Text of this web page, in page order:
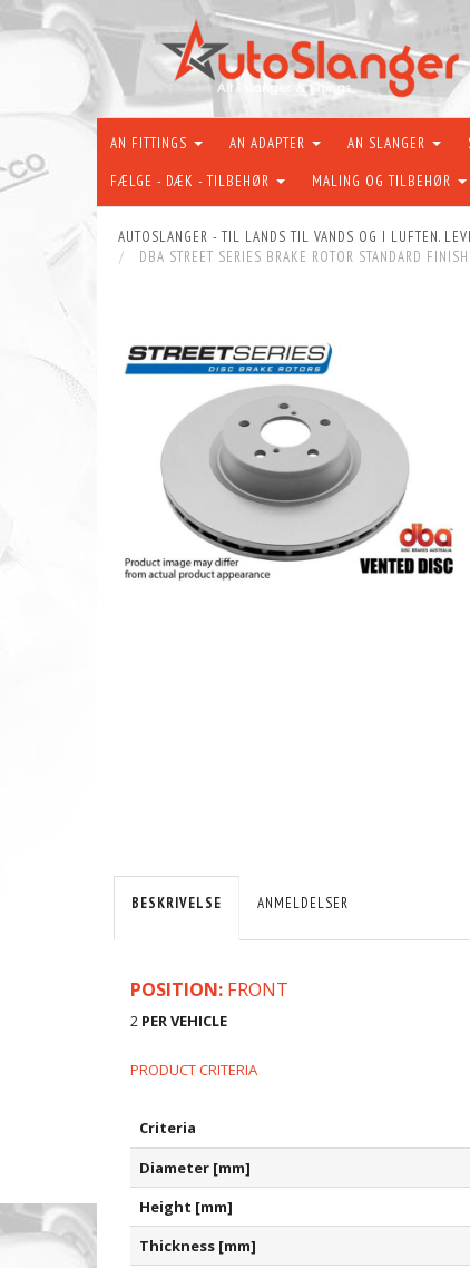
AN FITTINGS AN ADAPTER AN SLANGER
FÆLGE - DÆK - TILBEHØR MALING OG TILBEHØR
AUTOSLANGER - TIL LANDS TIL VANDS OG I LUFTEN.
DBA STREET SERIES BRAKE ROTOR STANDARD
BESKRIVELSE ANMELDELSER
POSITION: FRONT
2 PER VEHICLE
PRODUCT CRITERIA
Criteria
Diameter [mm]
Height [mm]
Thickness [mm]